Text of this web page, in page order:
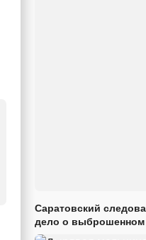
Саратовский
дело о выброшенном